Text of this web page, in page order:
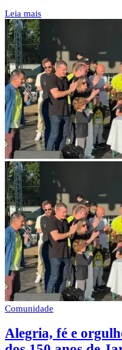
Leia mais
Comunidade
Alegria, fé e